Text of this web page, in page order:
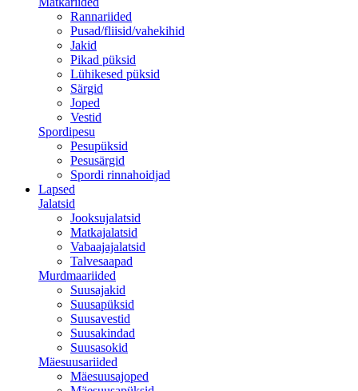
Rannariided
Pusad/fliisid/vahekihid
Jakid
Pikad püksid
Lühikesed püksid
Särgid
Joped
Vestid
Spordipesu
Pesupüksid
Pesusärgid
Spordi rinnahoidjad
Lapsed
Jalatsid
Jooksujalatsid
Matkajalatsid
Vabaajajalatsid
Talvesaapad
Murdmaariided
Suusajakid
Suusapüksid
Suusavestid
Suusakindad
Suusasokid
Mäesuusariided
Mäesuusajoped